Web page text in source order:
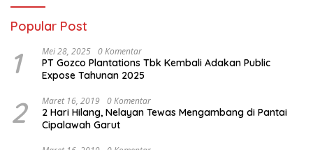
Popular Post
1 Mei 28, 2025 0 Komentar
PT Gozco Plantations Tbk Kembali Adakan Public
Expose Tahunan 2025
2 Maret 16, 2019 0 Komentar
2 Hari Hilang, Nelayan Tewas Mengambang di Pantai
Cipalawah Garut